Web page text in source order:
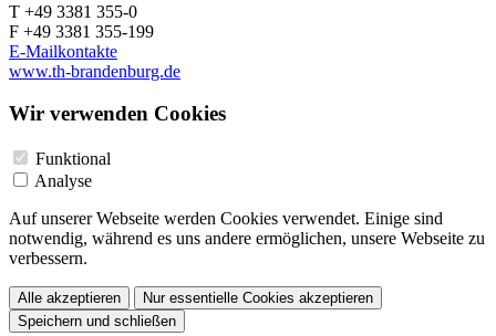
T +49 3381 355-0
F +49 3381 355-199
E-Mailkontakte
www.th-brandenburg.de
Wir verwenden Cookies
Funktional
Analyse
Auf unserer Webseite werden Cookies verwendet. Einige sind
notwendig, während es uns andere ermöglichen, unsere Webseite zu
verbessern.
Alle akzeptieren
Nur essentielle Cookies akzeptieren
Speichern und schließen